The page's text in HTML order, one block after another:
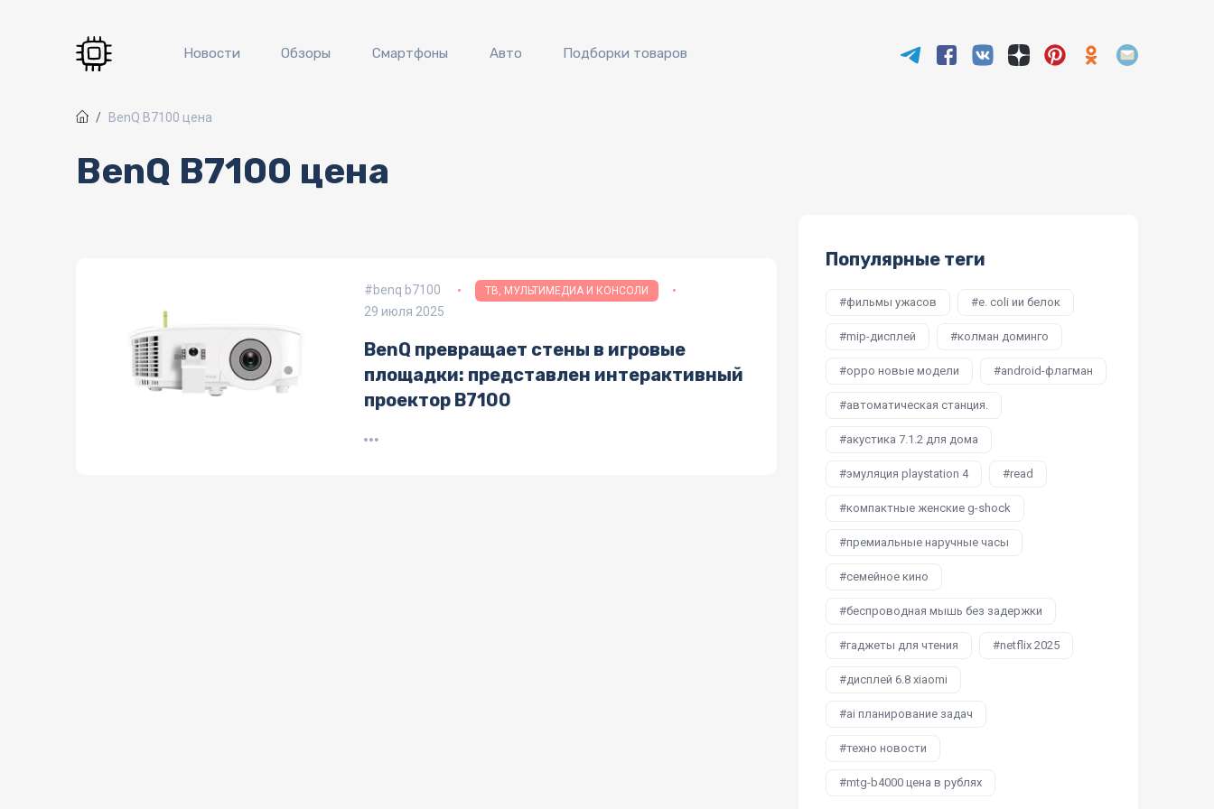
Новости Обзоры Смартфоны Авто Подборки товаров
BenQ B7100 цена
BenQ B7100 цена
benq b7100 ТВ, МУЛЬТИМЕДИА И КОНСОЛИ
29 июля 2025
BenQ превращает стены в игровые
площадки: представлен интерактивный
проектор B7100
Популярные теги
фильмы ужасов e. coli ии белок
mip-дисплей колман доминго
oppo новые модели android-флагман
автоматическая станция.
акустика 7.1.2 для дома
эмуляция playstation 4 read
компактные женские g-shock
премиальные наручные часы
семейное кино
беспроводная мышь без задержки
гаджеты для чтения netflix 2025
дисплей 6.8 xiaomi
ai планирование задач
техно новости
mtg-b4000 цена в рублях